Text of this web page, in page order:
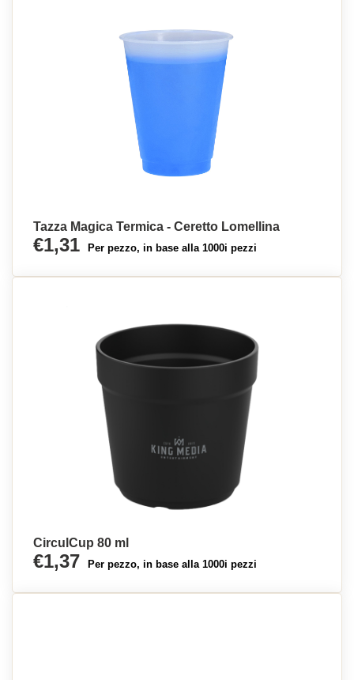
Tazza Magica Termica - Ceretto Lomellina
€1,31 Per pezzo, in base alla 1000i pezzi
CirculCup 80 ml
€1,37 Per pezzo, in base alla 1000i pezzi